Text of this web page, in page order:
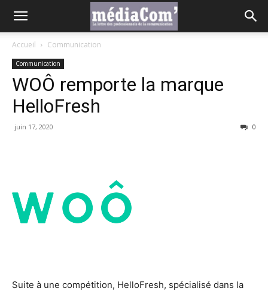
Accueil Communication
Communication
WOÔ remporte la marque
HelloFresh
juin 17, 2020 0
Suite à une compétition, HelloFresh, spécialisé dans la